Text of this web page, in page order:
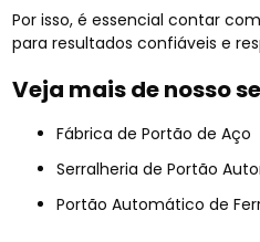
Por isso, é essencial contar
para resultados confiáveis e
Veja mais de nosso
Fábrica de Portão de Aço
Serralheria de Portão
Portão Automático de